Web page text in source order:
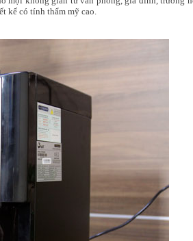
kế có tính thẩm mỹ cao.